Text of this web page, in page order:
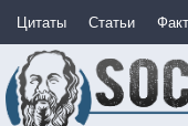
Цитаты Статьи